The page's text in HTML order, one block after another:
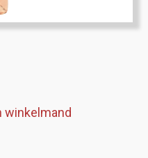
winkelmand